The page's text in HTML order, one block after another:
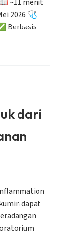
~11 menit
2026 🩺
Berbasis
dari
dapat